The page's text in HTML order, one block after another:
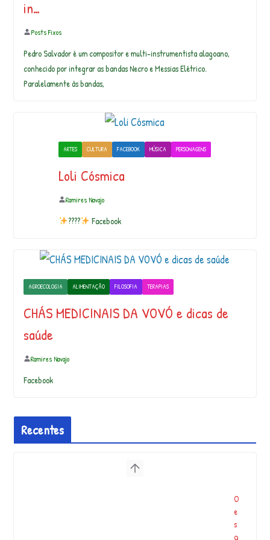
in…
Posts Fixos
Pedro Salvador é um compositor e multi-instrumentista alagoano,
conhecido por integrar as bandas Necro e Messias Elétrico.
Paralelamente às bandas,
ARTES CULTURA FACEBOOK MÚSICA PERSONAGENS
Loli Cósmica
Ramires Navajo
???? Facebook
AGROECOLOGIA ALIMENTAÇÃO FILOSOFIA TERAPIAS
CHÁS MEDICINAIS DA VOVÓ e dicas de
saúde
Ramires Navajo
Facebook
Recentes
O
e
s